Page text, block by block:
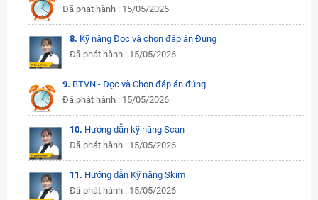
Đã phát hành : 15/05/2026
8. Kỹ năng Đọc và chọn đáp án Đúng
Đã phát hành : 15/05/2026
9. BTVN - Đọc và Chọn đáp án đúng
Đã phát hành : 15/05/2026
10. Hướng dẫn kỹ năng Scan
Đã phát hành : 15/05/2026
11. Hướng dẫn Kỹ năng Skim
Đã phát hành : 15/05/2026